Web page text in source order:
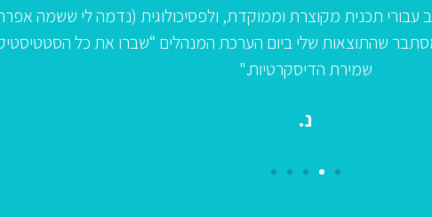
עבורי תכנית מקוצרת וממוקדת, ולפסיכולוגית (נדמה לי ששמה
להערכת מנהלים בכירים ביום 10.12.12. מסתבר שהתוצאות שלי ביום הערכת המנהלים “שברו את
שמירת הדיסקרטיות."
נ.